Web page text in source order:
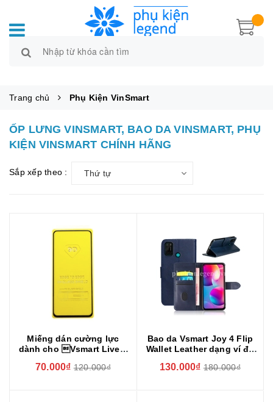
Trang chủ Phụ Kiện VinSmart
ỐP LƯNG VINSMART, BAO DA VINSMART, PHỤ
KIỆN VINSMART CHÍNH HÃNG
Sắp xếp theo : Thứ tự
Miếng dán cường lực
dành cho Vsmart Live 4
70.000₫ 120.000₫
Bao da Vsmart Joy 4 Flip
Wallet Leather dạng ví đa
Da Bê Cao Cấp
130.000₫ 180.000₫